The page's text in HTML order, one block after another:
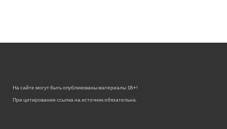
На сайте могут быть опубликованы материалы 18+!
При цитировании ссылка на источник обязательна.